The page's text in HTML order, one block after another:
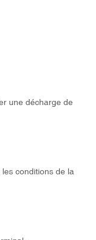
une décharge de
conditions de la